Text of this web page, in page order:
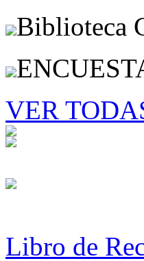
Biblioteca
VER
Libro de